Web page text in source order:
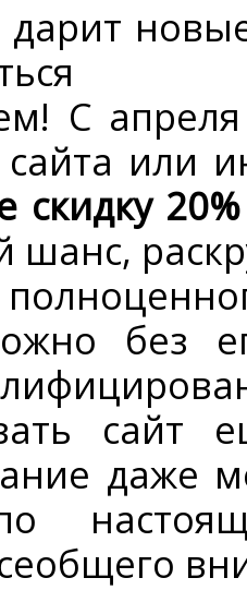
С
или
скидку
шанс,
без
сайт
даже